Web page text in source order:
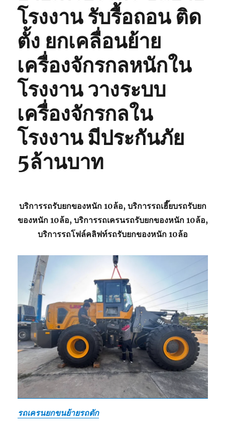
โรงงาน รับรื้อถอน ติด
ตั้ง ยกเคลื่อนย้าย
เครื่องจักรกลหนักใน
โรงงาน วางระบบ
เครื่องจักรกลใน
โรงงาน มีประกันภัย
5ล้านบาท
บริการรถรับยกของหนัก 10ล้อ, บริการรถเฮี๊ยบรถรับยก
ของหนัก 10ล้อ, บริการรถเครนรถรับยกของหนัก 10ล้อ,
บริการรถโฟล์คลิฟท์รถรับยกของหนัก 10ล้อ
รถเครนยกขนย้ายรถตัก